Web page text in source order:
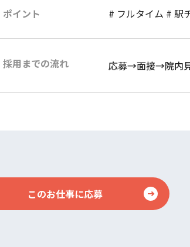
ポイント # フルタイム # 駅
採用までの流れ 応募→面接→院内
このお仕事に応募